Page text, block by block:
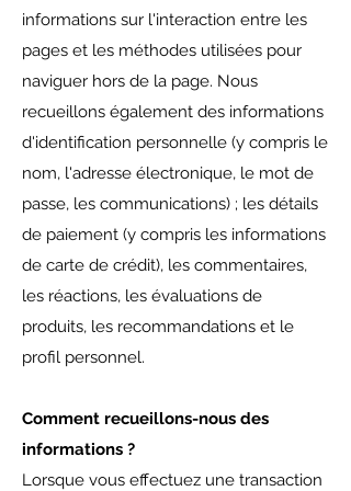
informations sur l'interaction entre les
pages et les méthodes utilisées pour
naviguer hors de la page. Nous
recueillons également des informations
d'identification personnelle (y compris le
nom, l'adresse électronique, le mot de
passe, les communications) ; les détails
de paiement (y compris les informations
de carte de crédit), les commentaires,
les réactions, les évaluations de
produits, les recommandations et le
profil personnel.
Comment recueillons-nous des
informations ?
Lorsque vous effectuez une transaction